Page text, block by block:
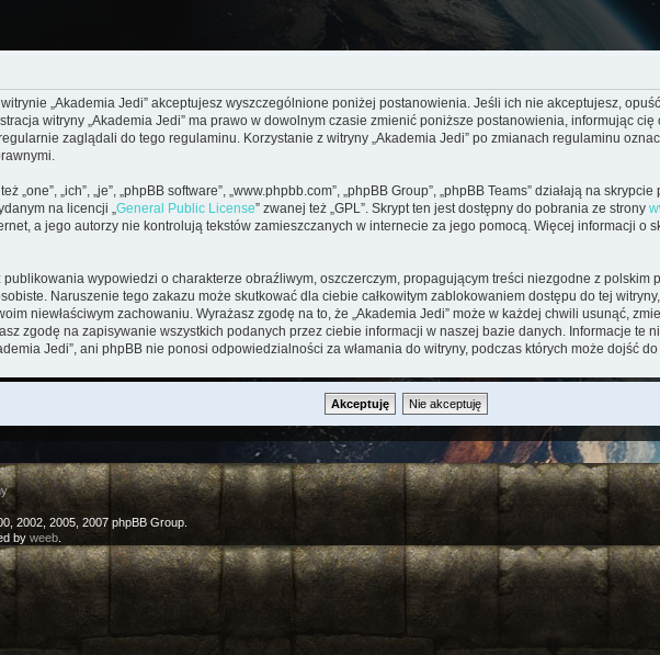
„Akademia Jedi” akceptujesz wyszczególnione poniżej postanowienia. Jeśli ich nie akceptujesz,
witryny „Akademia Jedi” ma prawo w dowolnym czasie zmienić poniższe postanowienia, informując
zaglądali do tego regulaminu. Korzystanie z witryny „Akademia Jedi” po zmianach regulaminu
„one”, „ich”, „je”, „phpBB software”, „www.phpbb.com”, „phpBB Group”, „phpBB Teams” działają na
na licencji „General Public License” zwanej też „GPL”. Skrypt ten jest dostępny do pobrania ze strony
a jego autorzy nie kontrolują tekstów zamieszczanych w internecie za jego pomocą. Więcej informacji o
publikowania wypowiedzi o charakterze obraźliwym, oszczerczym, propagującym treści niezgodne z polskim
Naruszenie tego zakazu może skutkować dla ciebie całkowitym zablokowaniem dostępu do tej
niewłaściwym zachowaniu. Wyrażasz zgodę na to, że „Akademia Jedi” może w każdej chwili usunąć,
zgodę na zapisywanie wszystkich podanych przez ciebie informacji w naszej bazie danych. Informacje te
Jedi”, ani phpBB nie ponosi odpowiedzialności za włamania do witryny, podczas których może dojść
2002, 2005, 2007 phpBB Group.
by weeb.